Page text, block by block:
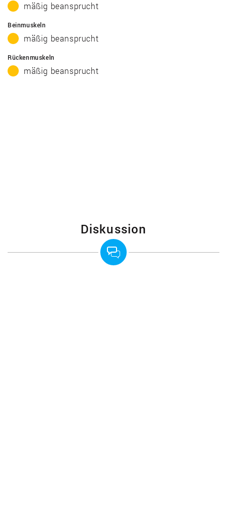
mäßig beansprucht
Beinmuskeln
mäßig beansprucht
Rückenmuskeln
mäßig beansprucht
Diskussion